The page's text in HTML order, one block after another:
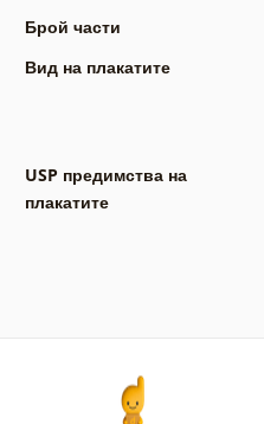
Брой части
Вид на плакатите
USP предимства на
плакатите